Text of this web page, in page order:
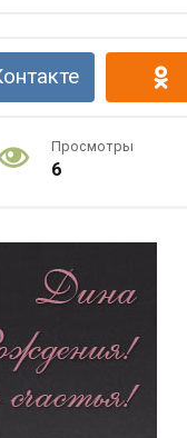
Просмотры
6